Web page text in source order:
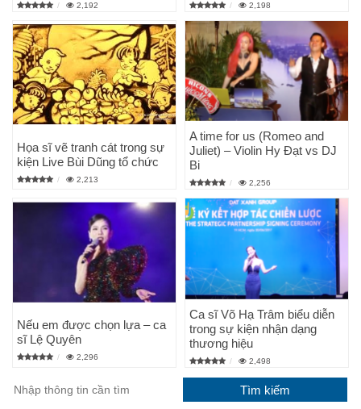
2,192 2,198
Họa sĩ vẽ tranh cát trong sự
kiện Live Bùi Dũng tổ chức
2,213
A time for us (Romeo and
Juliet) – Violin Hy Đạt vs DJ
Bi
2,256
Nếu em được chọn lựa – ca
sĩ Lệ Quyên
2,296
Ca sĩ Võ Hạ Trâm biểu diễn
trong sự kiện nhận dạng
thương hiệu
2,498